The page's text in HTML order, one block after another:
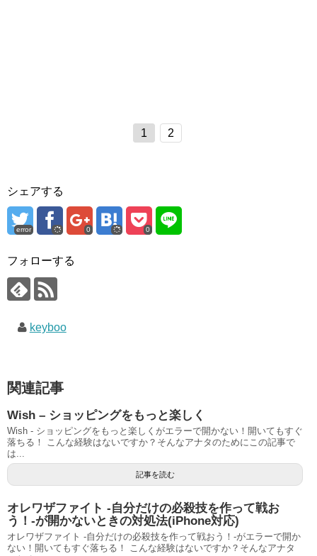
1 2
シェアする
error 0 0
フォローする
keyboo
関連記事
Wish – ショッピングをもっと楽しく
Wish - ショッピングをもっと楽しくがエラーで開かない！開いてもすぐ
落ちる！ こんな経験はないですか？そんなアナタのためにこの記事で
は...
記事を読む
オレワザファイト -自分だけの必殺技を作って戦お
う！-が開かないときの対処法(iPhone対応)
オレワザファイト -自分だけの必殺技を作って戦おう！-がエラーで開か
ない！開いてもすぐ落ちる！ こんな経験はないですか？そんなアナタ